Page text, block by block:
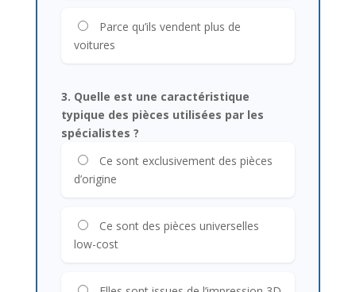
Parce qu’ils vendent plus de
voitures
3. Quelle est une caractéristique
typique des pièces utilisées par les
spécialistes ?
Ce sont exclusivement des pièces
d’origine
Ce sont des pièces universelles
low-cost